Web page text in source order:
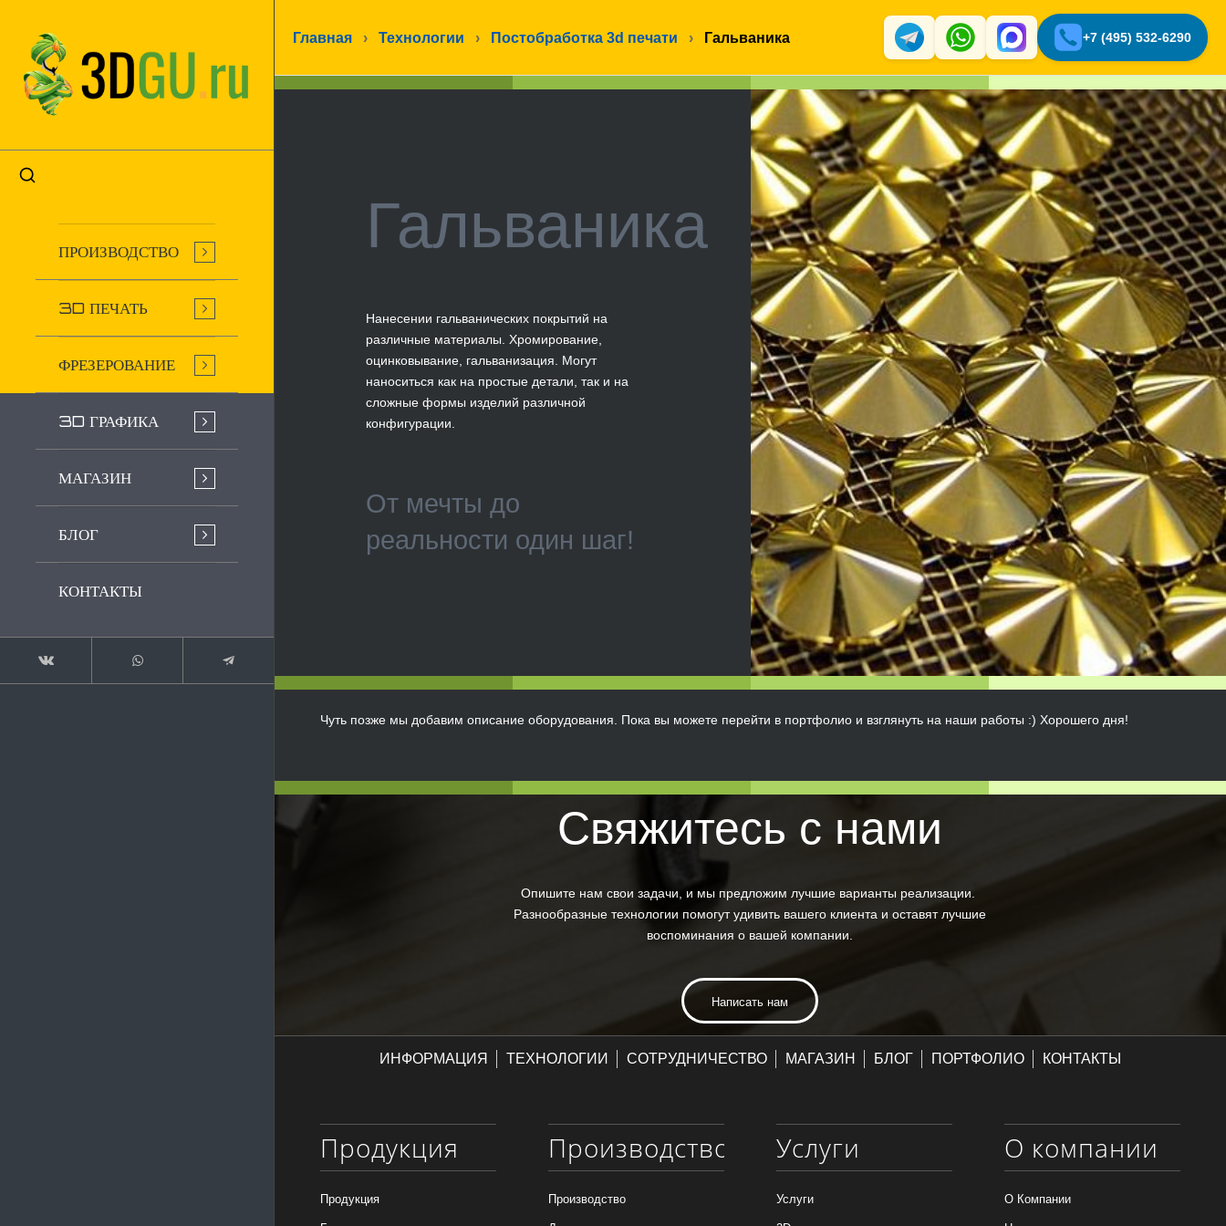
ПРОИЗВОДСТВО
3D ПЕЧАТЬ
ФРЕЗЕРОВАНИЕ
3D ГРАФИКА
МАГАЗИН
БЛОГ
КОНТАКТЫ
Главная › Технологии › Постобработка 3d печати › Гальваника +7 (495) 532-6290
Гальваника
Нанесении гальванических покрытий на
различные материалы. Хромирование,
оцинковывание, гальванизация. Могут
наноситься как на простые детали, так и на
сложные формы изделий различной
конфигурации.
От мечты до
реальности один шаг!
Чуть позже мы добавим описание оборудования. Пока вы можете перейти в портфолио и взглянуть на наши работы :) Хорошего дня!
Свяжитесь с нами
Опишите нам свои задачи, и мы предложим лучшие варианты реализации.
Разнообразные технологии помогут удивить вашего клиента и оставят лучшие
воспоминания о вашей компании.
Написать нам
ИНФОРМАЦИЯ ТЕХНОЛОГИИ СОТРУДНИЧЕСТВО МАГАЗИН БЛОГ ПОРТФОЛИО КОНТАКТЫ
Продукция
Продукция
Производство
Производство
Услуги
Услуги
О компании
О Компании